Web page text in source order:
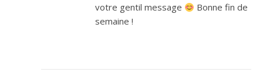
votre gentil message
Bonne fin de
semaine !